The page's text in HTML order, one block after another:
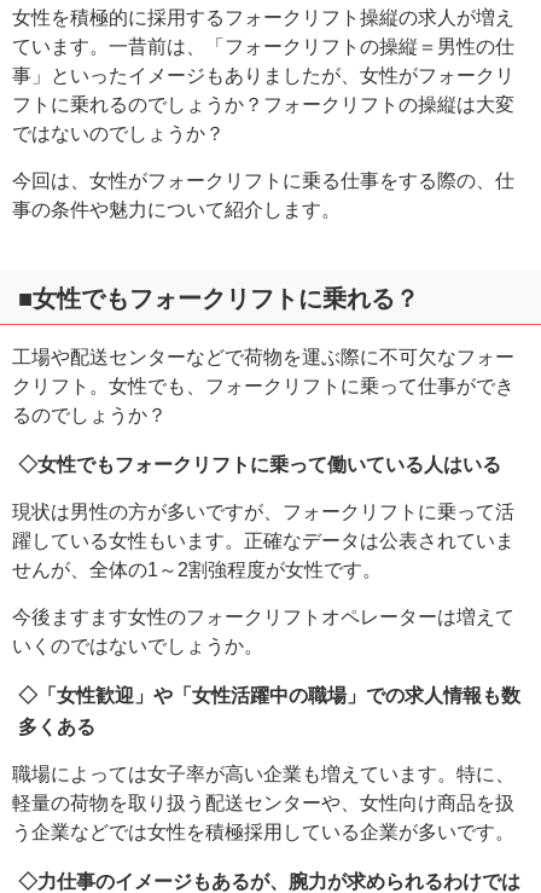
女性を積極的に採用するフォークリフト操縦の求人が増え
ています。一昔前は、「フォークリフトの操縦＝男性の仕
事」といったイメージもありましたが、女性がフォークリ
フトに乗れるのでしょうか？フォークリフトの操縦は大変
ではないのでしょうか？
今回は、女性がフォークリフトに乗る仕事をする際の、仕
事の条件や魅力について紹介します。
■女性でもフォークリフトに乗れる？
工場や配送センターなどで荷物を運ぶ際に不可欠なフォー
クリフト。女性でも、フォークリフトに乗って仕事ができ
るのでしょうか？
◇女性でもフォークリフトに乗って働いている人はいる
現状は男性の方が多いですが、フォークリフトに乗って活
躍している女性もいます。正確なデータは公表されていま
せんが、全体の1～2割強程度が女性です。
今後ますます女性のフォークリフトオペレーターは増えて
いくのではないでしょうか。
◇「女性歓迎」や「女性活躍中の職場」での求人情報も数
多くある
職場によっては女子率が高い企業も増えています。特に、
軽量の荷物を取り扱う配送センターや、女性向け商品を扱
う企業などでは女性を積極採用している企業が多いです。
◇力仕事のイメージもあるが、腕力が求められるわけでは